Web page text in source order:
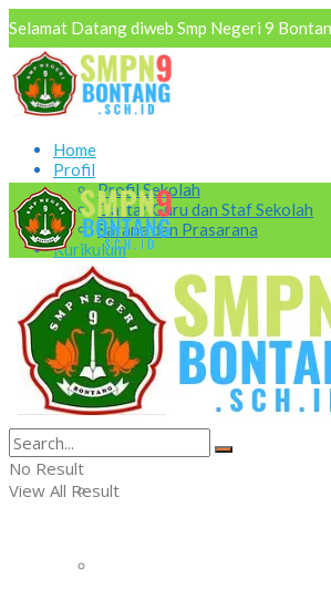
Selamat Datang diweb Smp Negeri 9
Home
Profil
Profil Sekolah
Daftar Guru dan Staf Sekolah
Sarana dan Prasarana
Kurikulum
Ekstrakurikuler
Paskib
Pramuka
Alumni
Osis
Layanan Sekolah
Home
Profil
Profil Sekolah
No Result
View All Result